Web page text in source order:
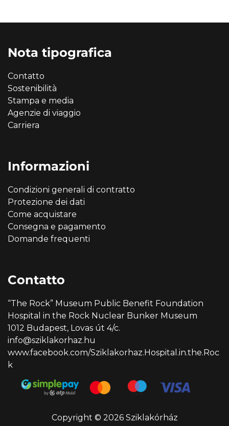
Nota tipografica
Contatto
Sostenibilità
Stampa e media
Agenzie di viaggio
Carriera
Informazioni
Condizioni generali di contratto
Protezione dei dati
Come acquistare
Consegna e pagamento
Domande frequenti
Contatto
“The Rock” Museum Public Benefit Foundation
Hospital in the Rock Nuclear Bunker Museum
1012 Budapest, Lovas út 4/c.
info@sziklakorhaz.hu
www.facebook.com/Sziklakorhaz.Hospital.in.the.Roc
k
Copyright © 2026 Sziklakórház